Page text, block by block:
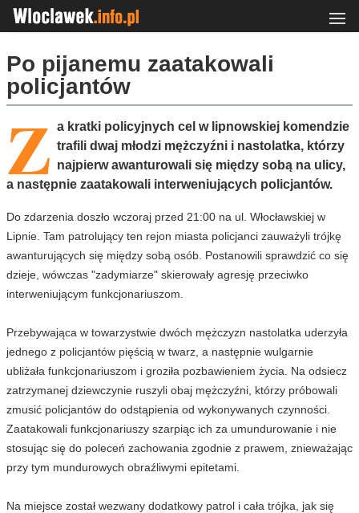
Po pijanemu zaatakowali
policjantów
Z a kratki policyjnych cel w lipnowskiej komendzie
trafili dwaj młodzi mężczyźni i nastolatka, którzy
najpierw awanturowali się między sobą na ulicy,
a następnie zaatakowali interweniujących policjantów.
Do zdarzenia doszło wczoraj przed 21:00 na ul. Włocławskiej w
Lipnie. Tam patrolujący ten rejon miasta policjanci zauważyli trójkę
awanturujących się między sobą osób. Postanowili sprawdzić co się
dzieje, wówczas "zadymiarze" skierowały agresję przeciwko
interweniującym funkcjonariuszom.
Przebywająca w towarzystwie dwóch mężczyzn nastolatka uderzyła
jednego z policjantów pięścią w twarz, a następnie wulgarnie
ubliżała funkcjonariuszom i groziła pozbawieniem życia. Na odsiecz
zatrzymanej dziewczynie ruszyli obaj mężczyźni, którzy próbowali
zmusić policjantów do odstąpienia od wykonywanych czynności.
Zaatakowali funkcjonariuszy szarpiąc ich za umundurowanie i nie
stosując się do poleceń zachowania zgodnie z prawem, znieważając
przy tym mundurowych obraźliwymi epitetami.
Na miejsce został wezwany dodatkowy patrol i cała trójka, jak się